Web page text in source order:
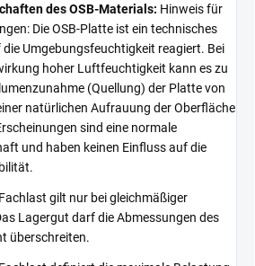
des OSB-Materials: Hinweis für
Die OSB-Platte ist ein technisches
Umgebungsfeuchtigkeit reagiert. Bei
hoher Luftfeuchtigkeit kann es zu
(Quellung) der Platte von
natürlichen Aufrauung der Oberfläche
sind eine normale
und haben keinen Einfluss auf die
gilt nur bei gleichmäßiger
Lagergut darf die Abmessungen des
überschreiten.